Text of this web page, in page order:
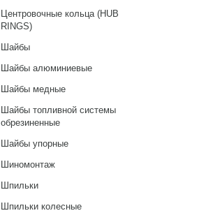
Центровочные кольца (HUB
RINGS)
Шайбы
Шайбы алюминиевые
Шайбы медные
Шайбы топливной системы
обрезиненные
Шайбы упорные
Шиномонтаж
Шпильки
Шпильки колесные